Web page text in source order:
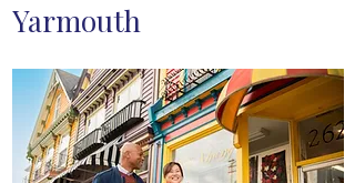
Yarmouth